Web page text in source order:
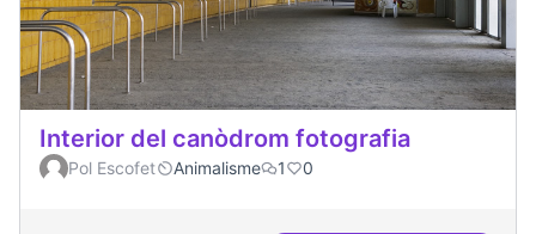
Interior del canòdrom fotografia
Pol Escofet Animalisme 1 0